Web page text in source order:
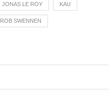
JONAS LE ROY KAU
ROB SWENNEN